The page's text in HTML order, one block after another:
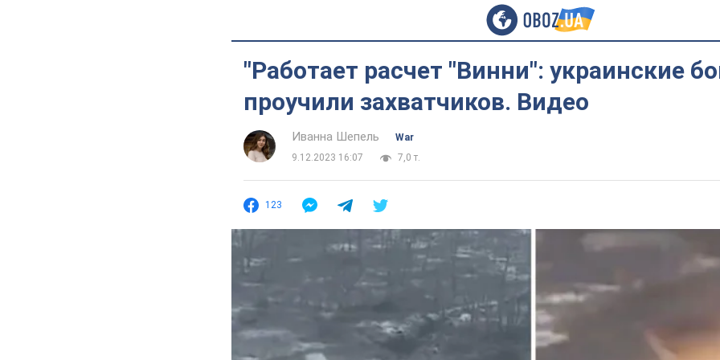
"Работает расчет "Винни": украинские
проучили захватчиков. Видео
Иванна Шепель
War
9.12.2023 16:07
7,0 т.
123